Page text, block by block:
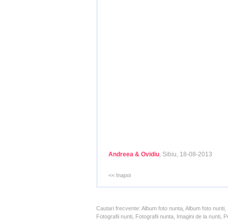
Andreea & Ovidiu, Sibiu, 18-08-2013
<< Inapoi
Cautari frecvente: Album foto nunta, Album foto
Fotografii nunti, Fotografii nunta, Imagini de la nunti,